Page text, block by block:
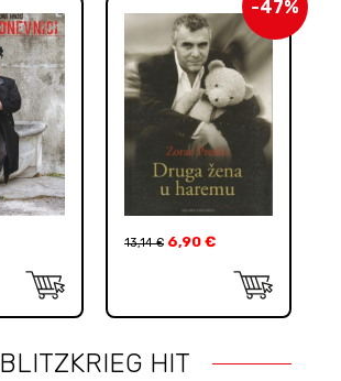
-47%
13,14€ 6,90 €
BLITZKRIEG HIT